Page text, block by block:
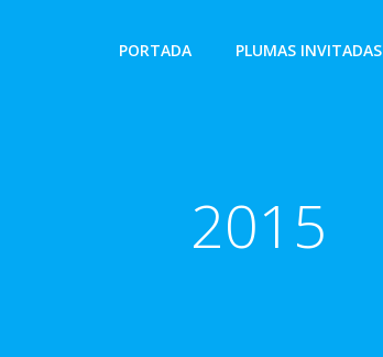
PORTADA PLUMAS INVITADAS
2015